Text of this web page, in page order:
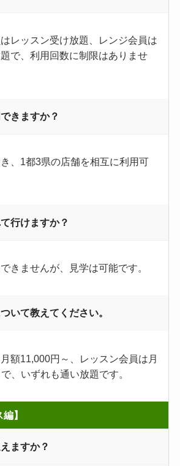
レッスン受け放題、レンジ会員は
で、利用回数に制限はありませ
きますか？
、1都3県の店舗を相互に利用可
行けますか？
きませんが、見学は可能です。
いて教えてください。
額11,000円～、レッスン会員は月
、いずれも通い放題です。
】
ますか？